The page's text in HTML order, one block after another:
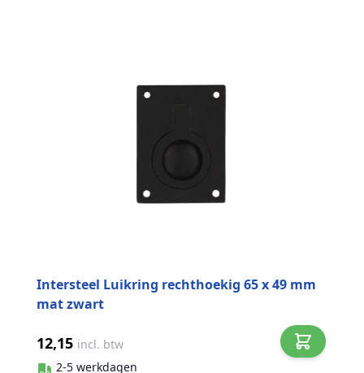
Intersteel Luikring rechthoekig 65 x 49 mm
mat zwart
12,15 incl. btw
2-5 werkdagen